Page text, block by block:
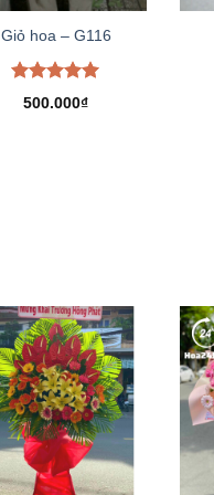
Giỏ hoa – G116
Được xếp
hạng5.00
500.000₫